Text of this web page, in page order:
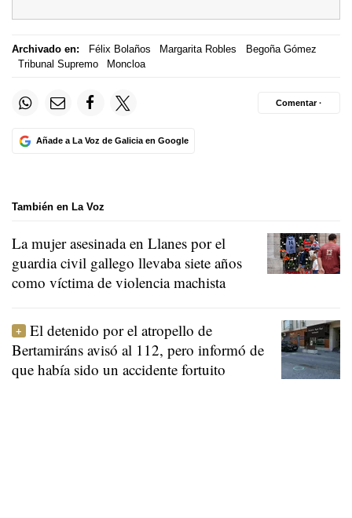
Archivado en: Félix Bolaños Margarita Robles
Begoña Gómez
Tribunal Supremo
Moncloa
Añade a La Voz de Galicia en Google
Comentar ·
También en La Voz
La mujer asesinada en Llanes por el
guardia civil gallego llevaba siete años
como víctima de violencia machista
El detenido por el atropello de
Bertamiráns avisó al 112, pero informó de
que había sido un accidente fortuito